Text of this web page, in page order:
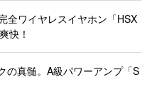
全ワイヤレスイヤホン「HSX
快！
の真髄。A級パワーアンプ「S